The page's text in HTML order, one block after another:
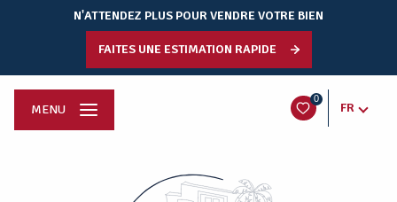
N'ATTENDEZ PLUS POUR VENDRE VOTRE BIEN
FAITES UNE ESTIMATION RAPIDE
0
FR
MENU